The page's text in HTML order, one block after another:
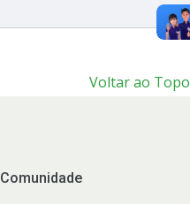
Voltar ao Topo
Comunidade